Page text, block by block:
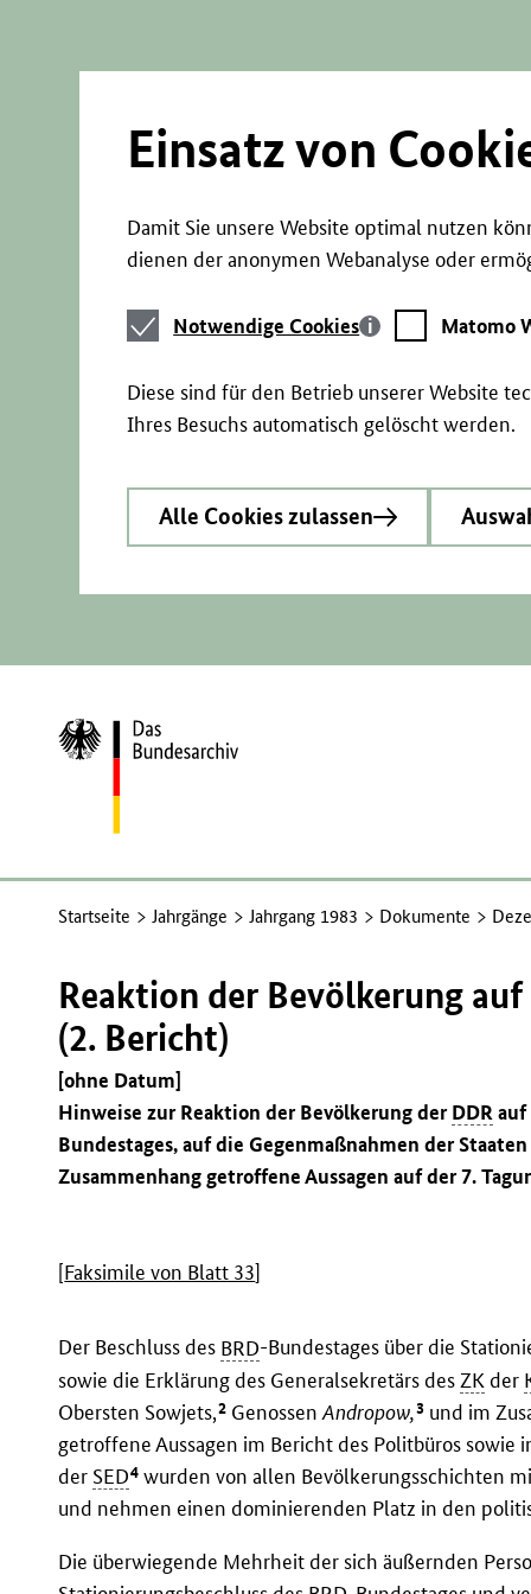
Einsatz von
Damit Sie unsere Website optimal nutzen
dienen der anonymen Webanalyse oder
Notwendige
Cookies
Notwendige Cookies
Matomo
Webstatistik
Matomo
Diese sind für den Betrieb unserer Website
Ihres Besuchs automatisch gelöscht werden.
Alle Cookies zulassen
Zur
Startseite
Startseite Jahrgänge Jahrgang 1983 Dokumente
Reaktion der Bevölkerung
(2. Bericht)
[ohne Datum]
Hinweise zur Reaktion der Bevölkerung derDDRauf
Bundestages, auf die Gegenmaßnahmen der
Zusammenhang getroffene Aussagen auf der 7.
[Faksimile von Blatt 33]
Der Beschluss des BRD-Bundestages über die
sowie die Erklärung des Generalsekretärs des ZK der
Obersten Sowjets,2 GenossenAndropow,3 und im
getroffene Aussagen im Bericht des Politbüros sowie
der SED4 wurden von allen Bevölkerungsschichten
und nehmen einen dominierenden Platz in den
Die überwiegende Mehrheit der sich äußernden